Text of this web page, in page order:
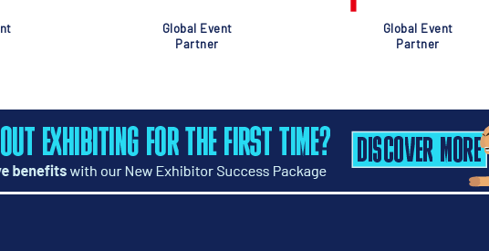
Global Event
Partner
Global Event
Partner